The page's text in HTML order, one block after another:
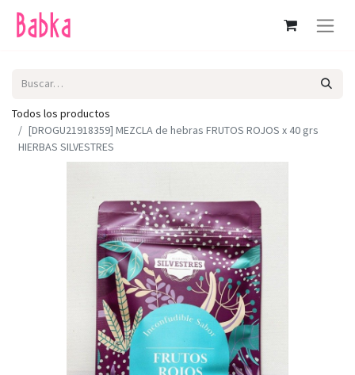
Todos los productos
[DROGU21918359] MEZCLA de hebras FRUTOS ROJOS x 40 grs
HIERBAS SILVESTRES